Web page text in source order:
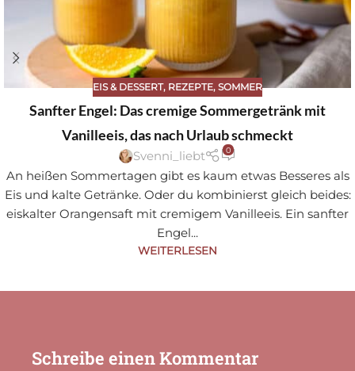
EIS & DESSERT, REZEPTE, SOMMER
Sanfter Engel: Das cremige Sommergetränk mit
Vanilleeis, das nach Urlaub schmeckt
Svenni_liebt
Sa
0
An heißen Sommertagen gibt es kaum etwas Besseres als
Eis und kalte Getränke. Oder du kombinierst gleich beides:
eiskalter Orangensaft mit cremigem Vanilleeis. Ein sanfter
Engel...
WEITERLESEN
Schreibe einen Kommentar